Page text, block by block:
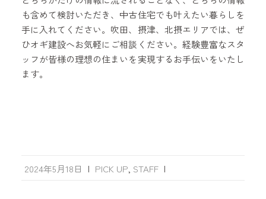
も含めて検討いただき、中古住宅でも叶えたい暮らしを
手に入れてください。吹田、摂津、北摂エリアでは、ぜ
ひオギ建設へお気軽にご相談ください。経験豊富なスタ
ッフが皆様の理想の住まいを実現するお手伝いをいたし
ます。
2024年5月18日 | PICK UP STAFF |